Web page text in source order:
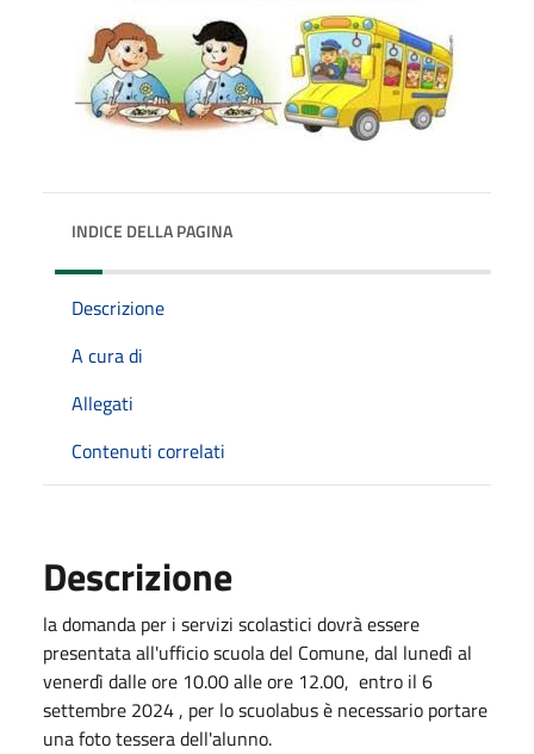
INDICE DELLA PAGINA
Descrizione
A cura di
Allegati
Contenuti correlati
Descrizione
la domanda per i servizi scolastici dovrà essere
presentata all'ufficio scuola del Comune, dal lunedì al
venerdì dalle ore 10.00 alle ore 12.00, entro il 6
settembre 2024 , per lo scuolabus è necessario portare
una foto tessera dell'alunno.